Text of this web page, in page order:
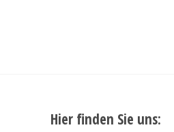
Hier finden Sie uns: